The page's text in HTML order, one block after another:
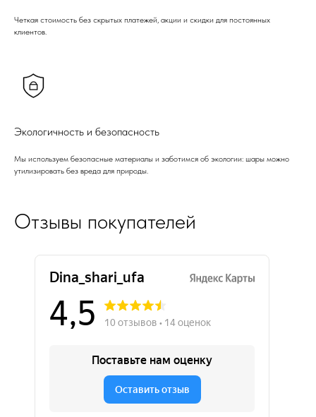
Четкая стоимость без скрытых платежей, акции и скидки для постоянных
клиентов.
Экологичность и безопасность
Мы используем безопасные материалы и заботимся об экологии: шары можно
утилизировать без вреда для природы.
Отзывы покупателей